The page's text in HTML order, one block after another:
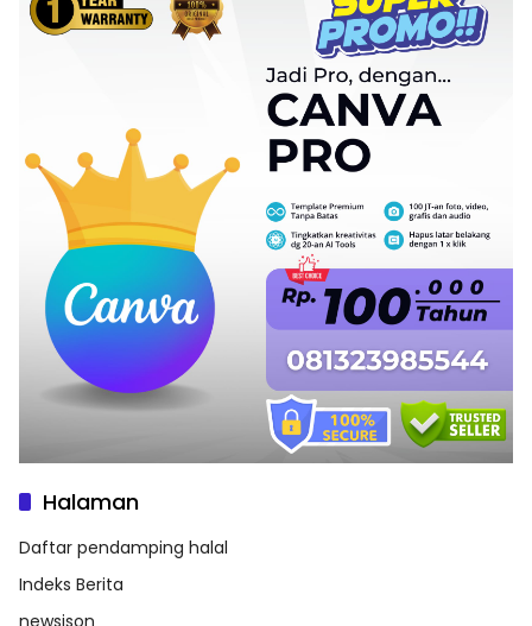
Halaman
Daftar pendamping halal
Indeks Berita